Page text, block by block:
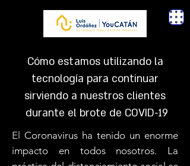
Cómo estamos utilizando la
tecnología para continuar
sirviendo a nuestros clientes
durante el brote de COVID-19
El Coronavirus ha tenido un enorme
impacto en todos nosotros. La